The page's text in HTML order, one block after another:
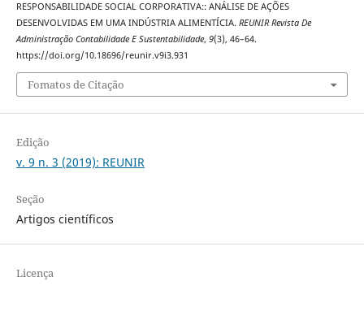
RESPONSABILIDADE SOCIAL CORPORATIVA:: ANÁLISE DE AÇÕES
DESENVOLVIDAS EM UMA INDÚSTRIA ALIMENTÍCIA. REUNIR Revista De
Administração Contabilidade E Sustentabilidade, 9(3), 46–64.
https://doi.org/10.18696/reunir.v9i3.931
Fomatos de Citação
Edição
v. 9 n. 3 (2019): REUNIR
Seção
Artigos científicos
Licença